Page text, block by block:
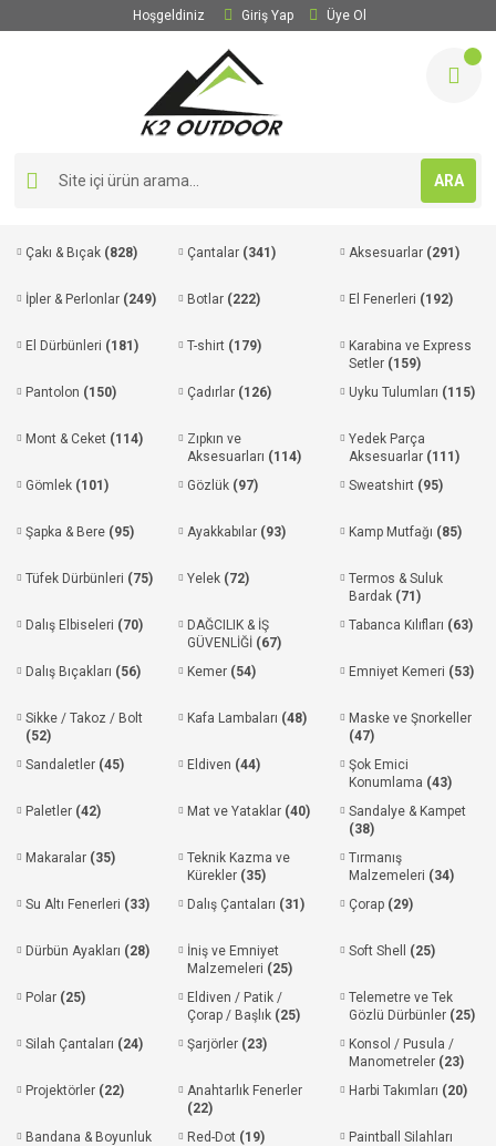
Hoşgeldiniz Giriş Yap Üye Ol
ARA
Çakı & Bıçak (828) Çantalar (341) Aksesuarlar (291)
İpler & Perlonlar (249) Botlar (222) El Fenerleri (192)
El Dürbünleri (181) T-shirt (179)
Karabina ve Express
Setler (159)
Pantolon (150) Çadırlar (126) Uyku Tulumları (115)
Mont & Ceket (114)
Zıpkın ve
Aksesuarları (114)
Yedek Parça
Aksesuarlar (111)
Gömlek (101) Gözlük (97) Sweatshirt (95)
Şapka & Bere (95) Ayakkabılar (93) Kamp Mutfağı (85)
Tüfek Dürbünleri (75) Yelek (72)
Termos & Suluk
Bardak (71)
Dalış Elbiseleri (70)
DAĞCILIK & İŞ
GÜVENLİĞİ (67)
Tabanca Kılıfları (63)
Dalış Bıçakları (56) Kemer (54) Emniyet Kemeri (53)
Sikke / Takoz / Bolt
(52)
Kafa Lambaları (48)
Maske ve Şnorkeller
(47)
Sandaletler (45) Eldiven (44)
Şok Emici
Konumlama (43)
Paletler (42) Mat ve Yataklar (40)
Sandalye & Kampet
(38)
Makaralar (35)
Teknik Kazma ve
Kürekler (35)
Tırmanış
Malzemeleri (34)
Su Altı Fenerleri (33) Dalış Çantaları (31) Çorap (29)
Dürbün Ayakları (28)
İniş ve Emniyet
Malzemeleri (25)
Soft Shell (25)
Polar (25)
Eldiven / Patik /
Çorap / Başlık (25)
Telemetre ve Tek
Gözlü Dürbünler (25)
Silah Çantaları (24) Şarjörler (23)
Konsol / Pusula /
Manometreler (23)
Projektörler (22)
Anahtarlık Fenerler
(22)
Harbi Takımları (20)
Bandana & Boyunluk
Red-Dot (19)
Paintball Silahları